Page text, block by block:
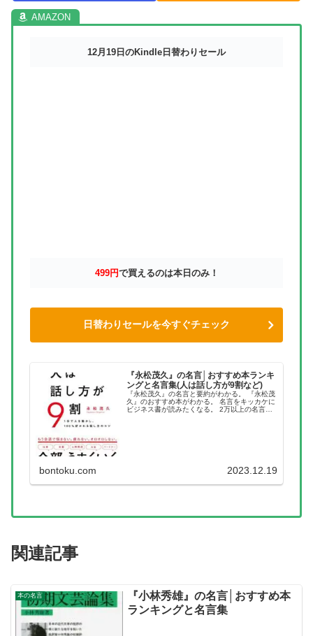
12月19日のKindle日替わりセール
499円で買えるのは本日のみ！
日替わりセールを今すぐチェック
『永松茂久』の名言│おすすめ本ランキ
ングと名言集(人は話し方が9割など)
『永松茂久』の名言と要約がわかる。 『永松茂
久』のおすすめ本がわかる。 名言をキッカケに
ビジネス書が読みたくなる。 2万以上の名言を
bontoku.com 2023.12.19
関連記事
本の名言
『小林秀雄』の名言│おすすめ本
ランキングと名言集